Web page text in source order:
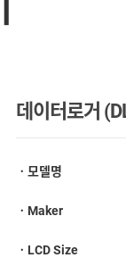
데이터로거
ㆍ모델명
ㆍMaker
ㆍLCD Size